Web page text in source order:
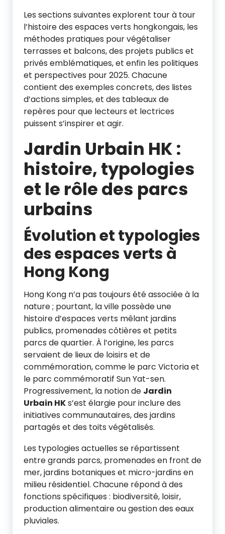
Les sections suivantes explorent tour à tour
l’histoire des espaces verts hongkongais, les
méthodes pratiques pour végétaliser
terrasses et balcons, des projets publics et
privés emblématiques, et enfin les politiques
et perspectives pour 2025. Chacune
contient des exemples concrets, des listes
d’actions simples, et des tableaux de
repères pour que lecteurs et lectrices
puissent s’inspirer et agir.
Jardin Urbain HK :
histoire, typologies
et le rôle des parcs
urbains
Évolution et typologies
des espaces verts à
Hong Kong
Hong Kong n’a pas toujours été associée à la
nature ; pourtant, la ville possède une
histoire d’espaces verts mêlant jardins
publics, promenades côtières et petits
parcs de quartier. À l’origine, les parcs
servaient de lieux de loisirs et de
commémoration, comme le parc Victoria et
le parc commémoratif Sun Yat-sen.
Progressivement, la notion de Jardin
Urbain HKs’est élargie pour inclure des
initiatives communautaires, des jardins
partagés et des toits végétalisés.
Les typologies actuelles se répartissent
entre grands parcs, promenades en front de
mer, jardins botaniques et micro-jardins en
milieu résidentiel. Chacune répond à des
fonctions spécifiques : biodiversité, loisir,
production alimentaire ou gestion des eaux
pluviales.